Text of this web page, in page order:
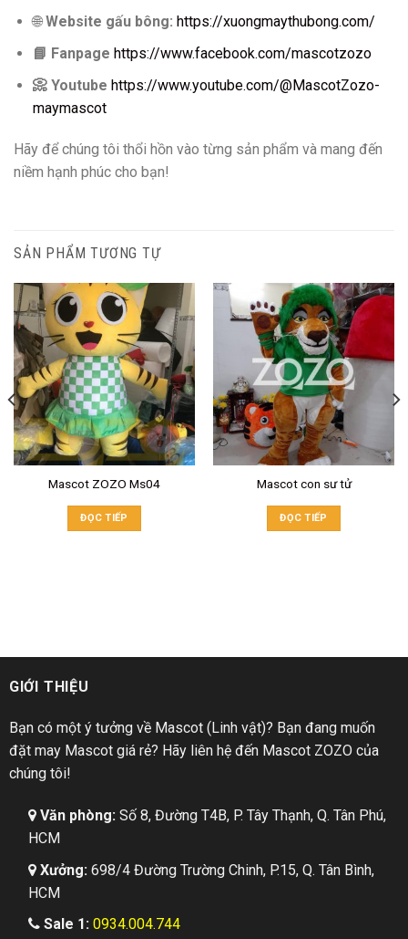
🌐Website gấu bông: https://xuongmaythubong.com/
📘 Fanpage https://www.facebook.com/mascotzozo
📀 Youtube https://www.youtube.com/@MascotZozo-
maymascot
Hãy để chúng tôi thổi hồn vào từng sản phẩm và mang đến
niềm hạnh phúc cho bạn!
SẢN PHẨM TƯƠNG TỰ
Mascot ZOZO Ms04
ĐỌC TIẾP
Mascot con sư tử
ĐỌC TIẾP
GIỚI THIỆU
Bạn có một ý tưởng về Mascot (Linh vật)? Bạn đang muốn
đặt may Mascot giá rẻ? Hãy liên hệ đến Mascot ZOZO của
chúng tôi!
Văn phòng:Số 8, Đường T4B, P. Tây Thạnh, Q. Tân Phú,
HCM
Xưởng:698/4 Đường Trường Chinh, P.15, Q. Tân Bình,
HCM
Sale 1: 0934.004.744